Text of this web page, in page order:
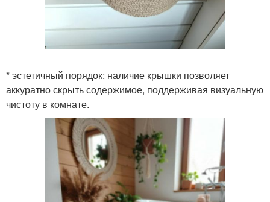
* эстетичный порядок: наличие крышки позволяет
аккуратно скрыть содержимое, поддерживая визуальную
чистоту в комнате.